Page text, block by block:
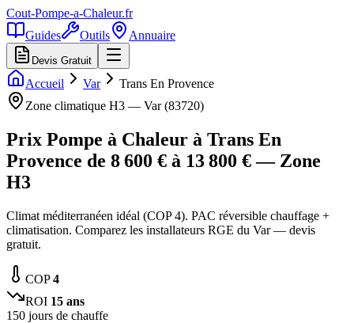
Cout-Pompe-a-Chaleur.fr
Guides
Outils Annuaire
Devis Gratuit
Accueil Var
Trans En Provence
Zone climatique H3 — Var(83720)
Prix Pompe à Chaleur à Trans En
Provence de 8 600 € à 13 800 € — Zone
H3
Climat méditerranéen idéal (COP 4). PAC réversible chauffage +
climatisation. Comparez les installateurs RGE du Var — devis
gratuit.
COP4
ROI 15 ans
150 jours de chauffe